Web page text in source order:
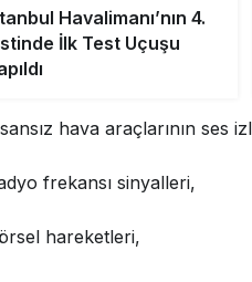
Havalimanı’nın 4.
İlk Test Uçuşu
hava araçlarının ses
frekansı sinyalleri,
hareketleri,